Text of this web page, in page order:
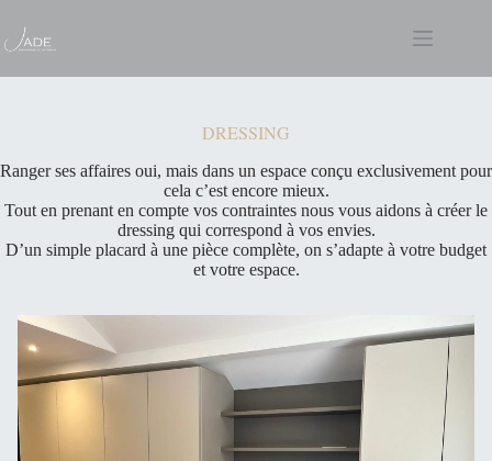
contenu
DRESSING
Ranger ses affaires oui, mais dans un espace conçu exclusivement pour
cela c’est encore mieux.
Tout en prenant en compte vos contraintes nous vous aidons à créer le
dressing qui correspond à vos envies.
D’un simple placard à une pièce complète, on s’adapte à votre budget
et votre espace.